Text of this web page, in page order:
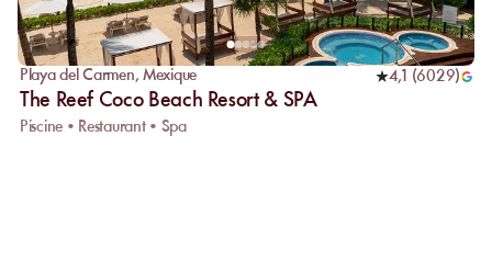
Playa del Carmen, Mexique 4,1 (6029)
The Reef Coco Beach Resort & SPA
Piscine • Restaurant • Spa